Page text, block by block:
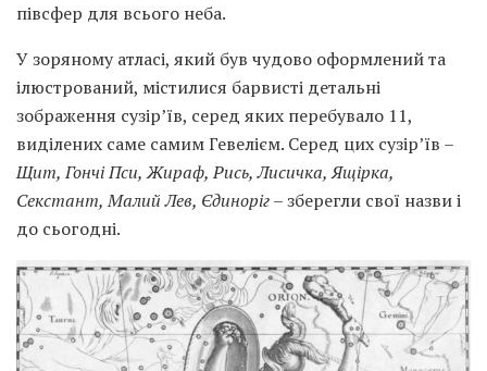
півсфер для всього неба.
У зоряному атласі, який був чудово оформлений та
ілюстрований, містилися барвисті детальні
зображення сузір’їв, серед яких перебувало 11,
виділених саме самим Гевелієм. Серед цих сузір’їв –
Щит, Гончі Пси, Жираф, Рись, Лисичка, Ящірка,
Секстант, Малий Лев, Єдиноріг– зберегли свої назви і
до сьогодні.